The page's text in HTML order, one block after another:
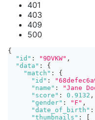
401
403
409
500
{
"id" : "9DVKW" ,
"data" :
{
"match" :
{
"id" :
"name" : "Jane
"score" : 0.9132 ,
"gender" : "F" ,
"date_of_birth" :
"thumbnails" :